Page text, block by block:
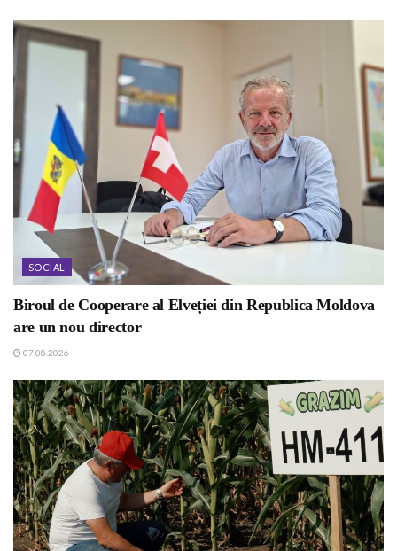
SOCIAL
Biroul de Cooperare al Elveției din Republica Moldova
are un nou director
07.08.2026